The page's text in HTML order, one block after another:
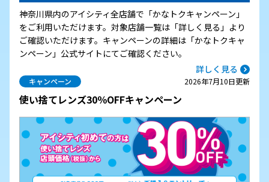
神奈川県内のアイシティ全店舗で「かなトクキャンペーン」
をご利用いただけます。対象店舗一覧は「詳しく見る」より
ご確認いただけます。キャンペーンの詳細は「かなトクキャ
ンペーン」公式サイトにてご確認ください。
詳しく見る
キャンペーン 2026年7月10日更新
使い捨てレンズ30％OFFキャンペーン